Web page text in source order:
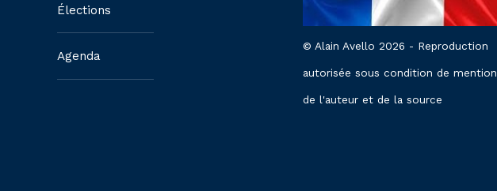
Élections
Agenda
© Alain Avello 2026 - Reproduction
autorisée sous condition de mention
de l'auteur et de la source